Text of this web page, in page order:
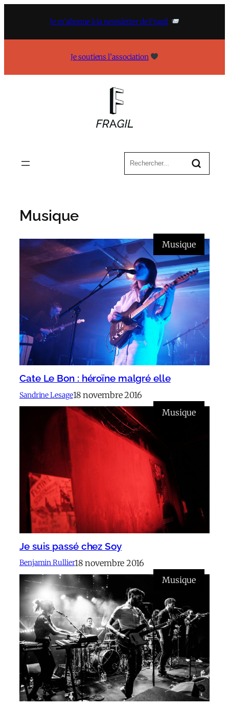
Je m’abonne à la newsletter de Fragil
Je soutiens l’association
Musique
Musique
Cate Le Bon : héroïne malgré elle
Sandrine Lesage18 novembre 2016
Musique
Je suis passé chez Soy
Benjamin Rullier18 novembre 2016
Musique